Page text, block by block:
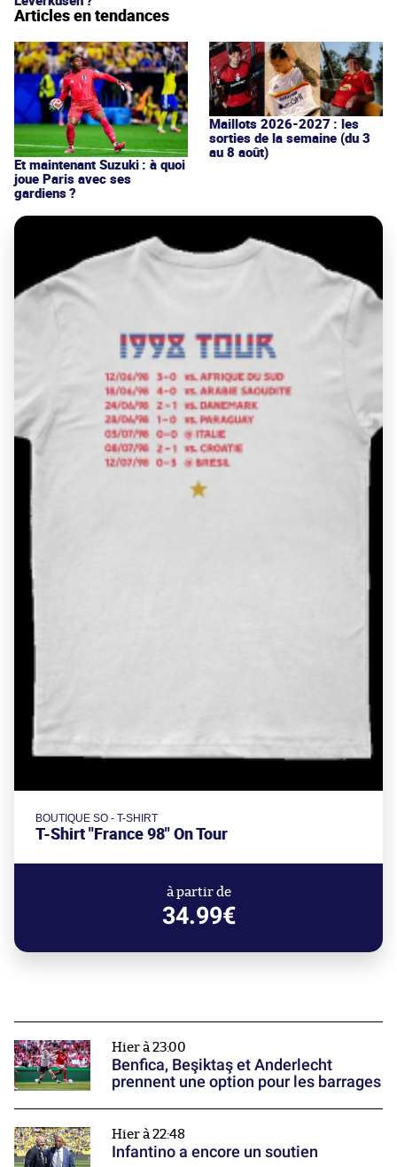
Articles en tendances
Et maintenant Suzuki : à quoi
joue Paris avec ses
gardiens ?
Maillots 2026-2027 : les
sorties de la semaine (du 3
au 8 août)
BOUTIQUE SO - T-SHIRT
T-Shirt "France 98" On Tour
à partir de
34.99€
Hier à 23:00
Benfica, Beşiktaş et Anderlecht
prennent une option pour les barrages
Hier à 22:48
Infantino a encore un soutien